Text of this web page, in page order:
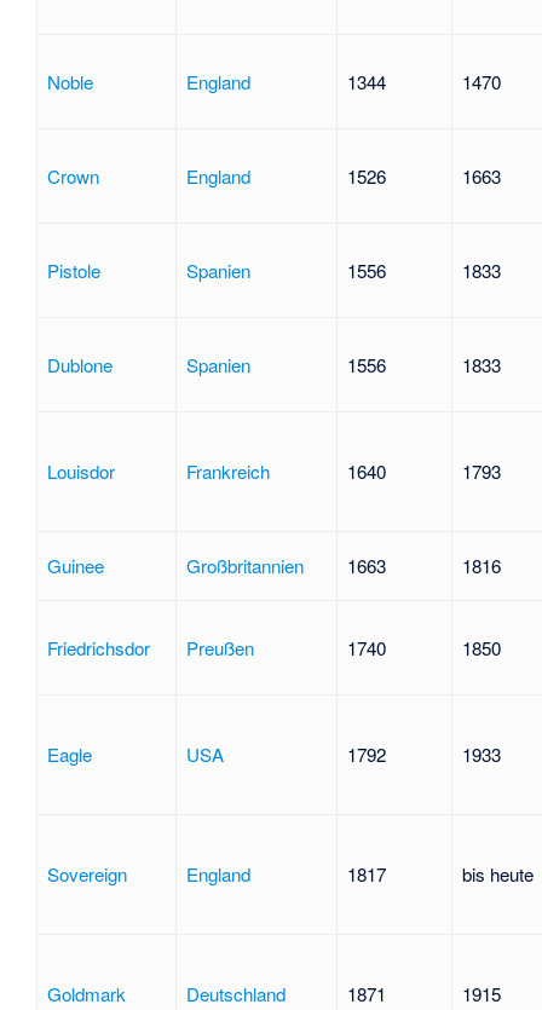
Noble England 1344 1470
Crown England 1526 1663
Pistole Spanien 1556 1833
Dublone Spanien 1556 1833
Louisdor Frankreich 1640 1793
Guinee Großbritannien 1663 1816
Friedrichsdor Preußen 1740 1850
Eagle USA 1792 1933
Sovereign England 1817 bis heute
Goldmark Deutschland 1871 1915